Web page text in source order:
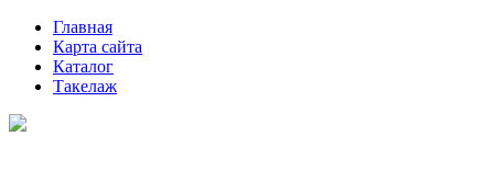
Главная
Карта сайта
Каталог
Такелаж